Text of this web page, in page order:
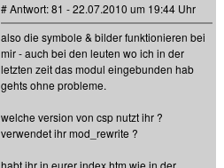
# Antwort: 81 - 22.07.2010 um 19:44 Uhr
also die symbole & bilder funktionieren bei
mir - auch bei den leuten wo ich in der
letzten zeit das modul eingebunden hab
gehts ohne probleme.
welche version von csp nutzt ihr ?
verwendet ihr mod_rewrite ?
habt ihr in eurer index.htm wie in der